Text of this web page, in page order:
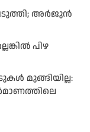
അർജുൻ
പിഴ
മുങ്ങിയില്ല: